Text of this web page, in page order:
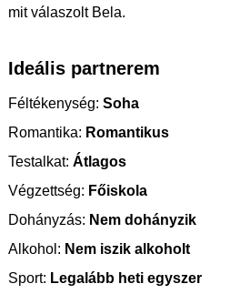
mit válaszolt Bela.
Ideális partnerem
Féltékenység: Soha
Romantika: Romantikus
Testalkat: Átlagos
Végzettség: Főiskola
Dohányzás: Nem dohányzik
Alkohol: Nem iszik alkoholt
Sport: Legalább heti egyszer